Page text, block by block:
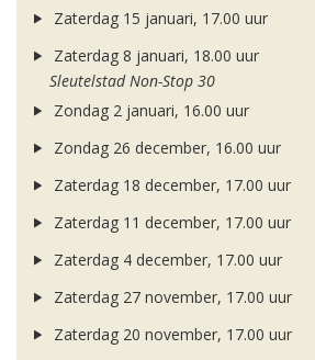
Zaterdag 15 januari, 17.00 uur
Zaterdag 8 januari, 18.00 uur
Sleutelstad Non-Stop 30
Zondag 2 januari, 16.00 uur
Zondag 26 december, 16.00 uur
Zaterdag 18 december, 17.00 uur
Zaterdag 11 december, 17.00 uur
Zaterdag 4 december, 17.00 uur
Zaterdag 27 november, 17.00 uur
Zaterdag 20 november, 17.00 uur